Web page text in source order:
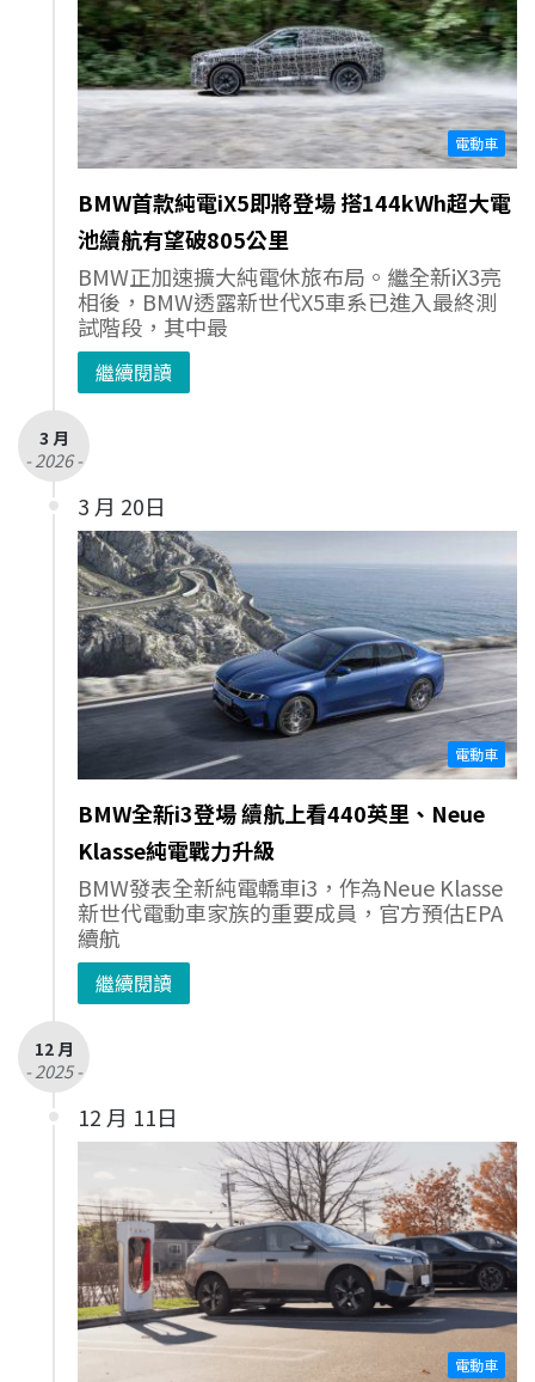
電動車
BMW首款純電iX5即將登場 搭144kWh超大電
池續航有望破805公里
BMW正加速擴大純電休旅布局。繼全新iX3亮
相後，BMW透露新世代X5車系已進入最終測
試階段，其中最
繼續閱讀
3 月
- 2026 -
3 月 20日
電動車
BMW全新i3登場 續航上看440英里、Neue
Klasse純電戰力升級
BMW發表全新純電轎車i3，作為Neue Klasse
新世代電動車家族的重要成員，官方預估EPA
續航
繼續閱讀
12 月
- 2025 -
12 月 11日
電動車